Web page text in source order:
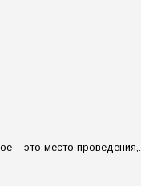
– это место проведения,...